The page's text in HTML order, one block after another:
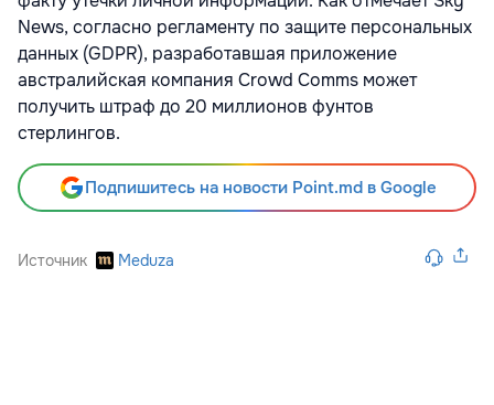
News, согласно регламенту по защите персональных
данных (GDPR), разработавшая приложение
австралийская компания Crowd Comms может
получить штраф до 20 миллионов фунтов
стерлингов.
Подпишитесь на новости Point.md в Google
Источник Meduza